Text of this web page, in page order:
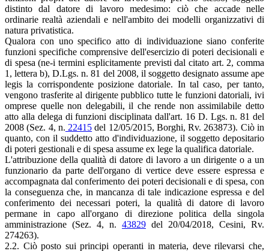
distinto dal datore di lavoro medesimo: ciò che accade nelle
ordinarie realtà aziendali e nell'ambito dei modelli organizzativi di
natura privatistica.
Qualora con uno specifico atto di individuazione siano conferite
funzioni specifiche comprensive dell'esercizio di poteri decisionali e
di spesa (ne-i termini esplicitamente previsti dal citato art. 2, comma
1, lettera b), D.Lgs. n. 81 del 2008, il soggetto designato assume ape
legis la corrispondente posizione datoriale. In tal caso, per­ tanto,
vengono trasferite al dirigente pubblico tutte le funzioni datoriali, ivi
omprese quelle non delegabili, il che rende non assimilabile detto
atto alla delega di funzioni disciplinata dall'art. 16 D. Lgs. n. 81 del
2008 (Sez. 4, n. 22415 del 12/05/2015, Borghi, Rv. 263873). Ciò in
quanto, con il suddetto atto d'individuazione, il soggetto depositario
di poteri gestionali e di spesa assume ex lege la qualifica datoriale.
L'attribuzione della qualità di datore di lavoro a un dirigente o a un
funzionario da parte dell'organo di vertice deve essere espressa e
accompagnata dal conferimento dei poteri decisionali e di spesa, con
la conseguenza che, in mancanza di tale indicazione espressa e del
conferimento dei necessari poteri, la qualità di datore di lavoro
permane in capo all'organo di direzione politica della singola
amministrazione (Sez. 4, n. 43829 del 20/04/2018, Cesini, Rv.
274263).
2.2. Ciò posto sui principi operanti in materia, deve rilevarsi che,